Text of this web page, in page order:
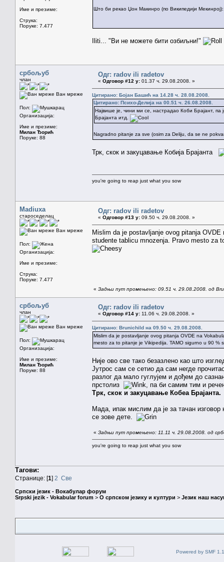
Име и презиме:
Струка:
Поруке: 7.477
Што би рекао Џон Мaкинро (по Википедији
Iliti... "Ви не можете бити озбиљни!"
србољуб
члан
Ван мреже
Пол:
Организација:
Име и презиме:
Милан Ђорић
Поруке: 88
Одг: radov ili radetov
« Одговор #12 у: 01.37 ч. 29.08.2008. »
Цитирано: Бојан Башић на 14.28 ч. 28.08.2008.
Цитирано: Психо-Делија на 00.51 ч. 26.08.2008.
Највише је, чини ми се, настрадао Коби Брајант,
Брајанта итд.
Nagradno pitanje za sve (osim za Deliju, da se ne
Трк, скок и закуцавање Кобија Брајанта
you're going to reap just what you sow
Madiuxa
староседелац
Ван мреже
Пол:
Организација:
Име и презиме:
Струка:
Поруке: 7.477
Одг: radov ili radetov
« Одговор #13 у: 09.50 ч. 29.08.2008. »
Mislim da je postavljanje ovog pitanja
studente tablicu mnozenja. Pravo mesto za
« Задњи пут промењено: 09.51 ч. 29.08.2008. од
србољуб
члан
Ван мреже
Пол:
Организација:
Име и презиме:
Милан Ђорић
Поруке: 88
Одг: radov ili radetov
« Одговор #14 у: 11.06 ч. 29.08.2008. »
Цитирано: Brunichild на 09.50 ч. 29.08.2008.
Mislim da je postavljanje ovog pitanja OVDE na
mesto za to pitanje je Vikipedija. TAMO sigurno u 90 %
Није ово све тако безазлено као што
Јутрос сам се сетио да сам негде
разлог да мало гуглујем и дођем до
прстолиз
, па би самим тим и
Трк, скок и закуцавање Кобеа Брајанта.
Мада, ипак мислим да је за тачан
се зове дете.
« Задњи пут промењено: 11.11 ч. 29.08.2008. од
you're going to reap just what you sow
Тагови:
Странице: [1] 2 Све
Српски језик - Вокабулар форум
Srpski jezik - Vokabular forum > О српском језику и култури > Језик наш
Powered by SMF